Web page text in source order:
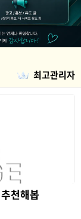
최고관리자
천해봅